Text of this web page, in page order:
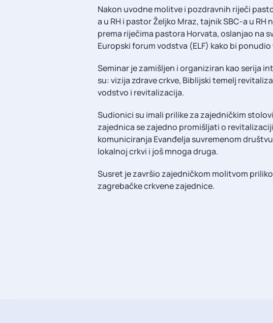
Nakon uvodne molitve i pozdravnih riječi
a u RH i pastor Željko Mraz, tajnik SBC-a u RH
prema riječima pastora Horvata, oslanjao na
Europski forum vodstva (ELF) kako bi
Seminar je zamišljen i organiziran kao serija
su: vizija zdrave crkve, Biblijski temelj
vodstvo i revitalizacija.
Sudionici su imali prilike za zajedničkim
zajednica se zajedno promišljati o
komuniciranja Evanđelja suvremenom
lokalnoj crkvi i još mnoga druga.
Susret je završio zajedničkom molitvom
zagrebačke crkvene zajednice.